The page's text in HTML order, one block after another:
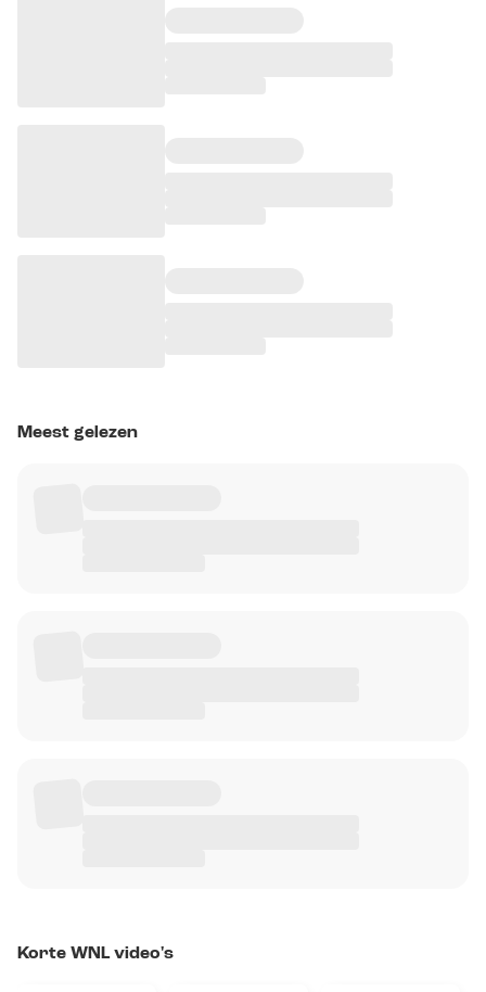
Meest gelezen
Korte WNL video's